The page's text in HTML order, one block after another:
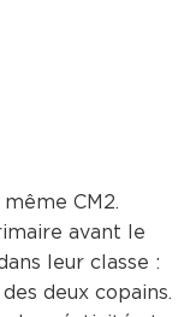
CM2.
avant le
leur classe :
deux copains.